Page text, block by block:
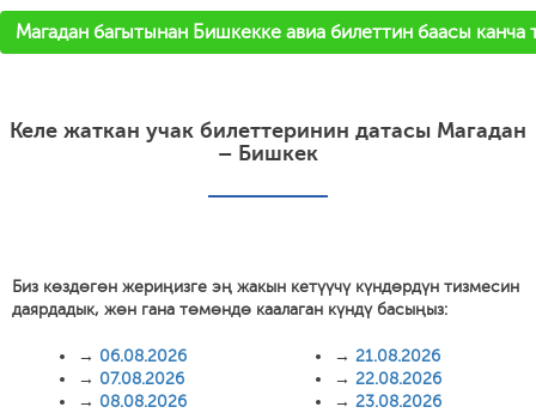
Магадан багытынан Бишкекке авиа билеттин баасы канча
Келе жаткан учак билеттеринин датасы Магадан
– Бишкек
Биз көздөгөн жериңизге эң жакын кетүүчү күндөрдүн тизмесин
даярдадык, жөн гана төмөндө каалаган күндү басыңыз:
→ 06.08.2026
→ 07.08.2026
→ 08.08.2026
→ 21.08.2026
→ 22.08.2026
→ 23.08.2026